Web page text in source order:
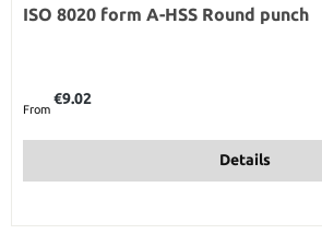
ISO 8020 form A-HSS Round punch
From
€9.02
Details